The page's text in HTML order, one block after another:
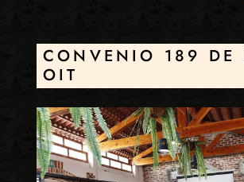
CONVENIO 189 DE
OIT